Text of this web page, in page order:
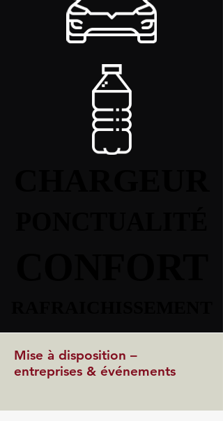
Mise à disposition –
entreprises & événements